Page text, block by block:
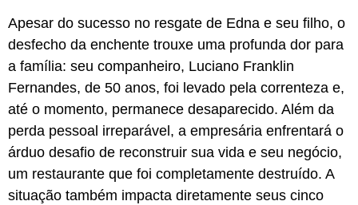
Apesar do sucesso no resgate de Edna e seu filho, o
desfecho da enchente trouxe uma profunda dor para
a família: seu companheiro, Luciano Franklin
Fernandes, de 50 anos, foi levado pela correnteza e,
até o momento, permanece desaparecido. Além da
perda pessoal irreparável, a empresária enfrentará o
árduo desafio de reconstruir sua vida e seu negócio,
um restaurante que foi completamente destruído. A
situação também impacta diretamente seus cinco